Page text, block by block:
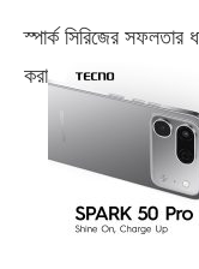
স্পার্ক সিরিজের সফলতার
করা